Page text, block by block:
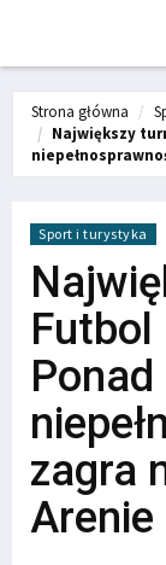
Strona główna
Największy
Sport i turystyka
Futbol
zagra
Arenie